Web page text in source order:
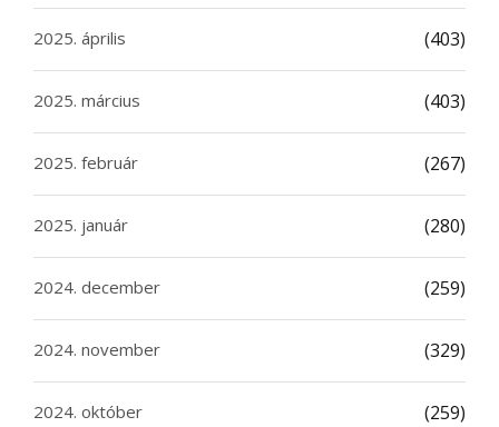
2025. április (403)
2025. március (403)
2025. február (267)
2025. január (280)
2024. december (259)
2024. november (329)
2024. október (259)